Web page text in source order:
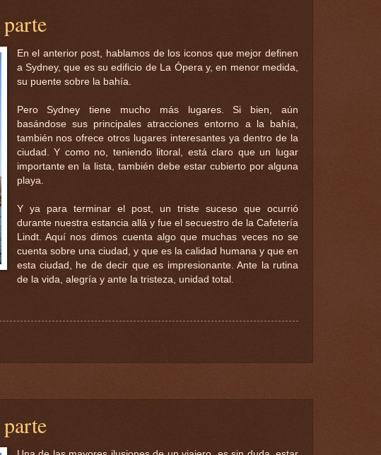
En el anterior post, hablamos de los iconos que mejor definen
a Sydney, que es su edificio de La Ópera y, en menor medida,
su puente sobre la bahía.
Pero Sydney tiene mucho más lugares. Si bien, aún
basándose sus principales atracciones entorno a la bahía,
también nos ofrece otros lugares interesantes ya dentro de la
ciudad. Y como no, teniendo litoral, está claro que un lugar
importante en la lista, también debe estar cubierto por alguna
playa.
Y ya para terminar el post, un triste suceso que ocurrió
durante nuestra estancia allá y fue el secuestro de la Cafetería
Lindt. Aquí nos dimos cuenta algo que muchas veces no se
cuenta sobre una ciudad, y que es la calidad humana y que en
esta ciudad, he de decir que es impresionante. Ante la rutina
de la vida, alegría y ante la tristeza, unidad total.